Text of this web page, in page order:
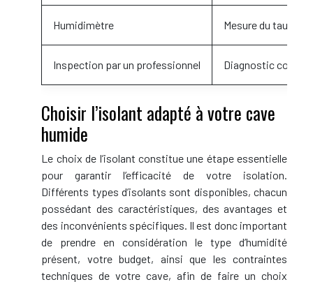
Humidimètre Mesure du taux
Inspection par un professionnel Diagnostic
Choisir l’isolant adapté à votre cave
humide
Le choix de l’isolant constitue une étape essentielle
pour garantir l’efficacité de votre isolation.
Différents types d’isolants sont disponibles, chacun
possédant des caractéristiques, des avantages et
des inconvénients spécifiques. Il est donc important
de prendre en considération le type d’humidité
présent, votre budget, ainsi que les contraintes
techniques de votre cave, afin de faire un choix